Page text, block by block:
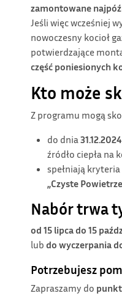
zamontowane
Jeśli więc wcześniej
nowoczesny kocioł
potwierdzające
część poniesionych
Kto może
Z programu mogą
do dnia
źródło ciepła na
spełniają
„Czyste
Nabór trwa
od 15 lipca do 15
lub do wyczerpania
Potrzebujesz
Zapraszamy do